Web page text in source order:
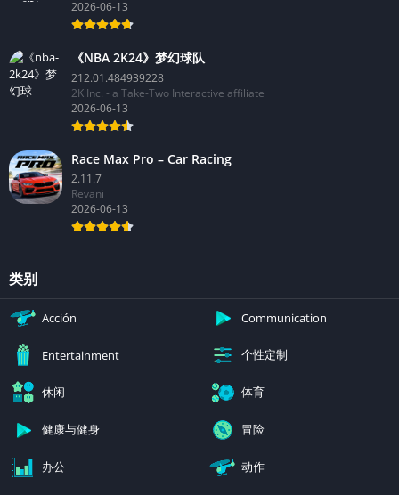
2026-06-13
《NBA 2K24》梦幻球队
212.01.484939228
2K Inc. - a Take-Two Interactive affiliate
2026-06-13
Race Max Pro – Car Racing
2.11.7
Revani
2026-06-13
类别
Acción Communication
Entertainment 个性定制
休闲 体育
健康与健身 冒险
办公 动作